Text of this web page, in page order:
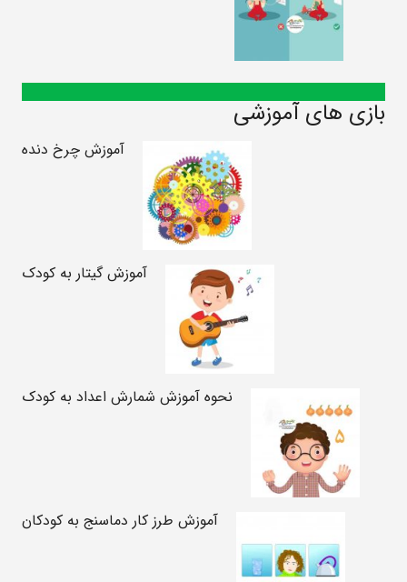
بازی های آموزشی
آموزش چرخ دنده
آموزش گیتار به کودک
نحوه آموزش شمارش اعداد به کودک
آموزش طرز کار دماسنج به کودکان